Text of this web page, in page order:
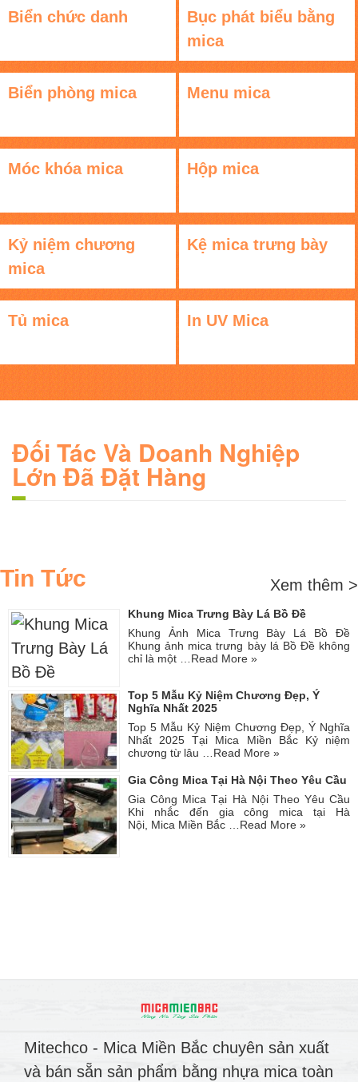
Biển chức danh
Bục phát biểu bằng
mica
Biển phòng mica Menu mica
Móc khóa mica Hộp mica
Kỷ niệm chương
mica
Kệ mica trưng bày
Tủ mica In UV Mica
Đối Tác Và Doanh Nghiệp
Lớn Đã Đặt Hàng
Tin Tức Xem thêm >
Khung Mica Trưng Bày Lá Bồ Đề
Khung Ảnh Mica Trưng Bày Lá Bồ Đề
Khung ảnh mica trưng bày lá Bồ Đề không
chỉ là một … Read More »
Top 5 Mẫu Kỷ Niệm Chương Đẹp, Ý
Nghĩa Nhất 2025
Top 5 Mẫu Kỷ Niệm Chương Đẹp, Ý Nghĩa
Nhất 2025 Tại Mica Miền Bắc Kỷ niệm
chương từ lâu … Read More »
Gia Công Mica Tại Hà Nội Theo Yêu Cầu
Gia Công Mica Tại Hà Nội Theo Yêu Cầu
Khi nhắc đến gia công mica tại Hà
Nội, Mica Miền Bắc …Read More »
Mitechco - Mica Miền Bắc chuyên sản xuất
và bán sẵn sản phẩm bằng nhựa mica toàn